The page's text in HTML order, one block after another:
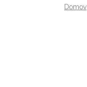
Domov